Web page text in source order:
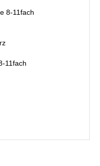
8-11fach
11fach